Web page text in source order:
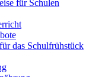
für Schulen
das Schulfrühstück